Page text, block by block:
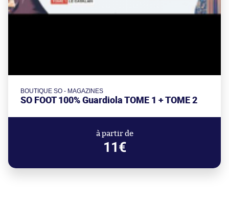
BOUTIQUE SO - MAGAZINES
SO FOOT 100% Guardiola TOME 1 + TOME 2
à partir de
11€